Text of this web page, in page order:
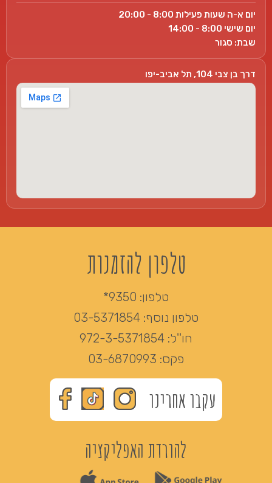
יום א-ה שעות פעילות 8:00 - 20:00
יום שישי 8:00 - 14:00
שבת: סגור
דרך בן צבי 104, תל אביב-יפו
טלפון להזמנות
טלפון: 9350*
טלפון נוסף: 03-5371854
חו''ל: 972-3-5371854
פקס: 03-6870993
עקבו אחרינו
להורדת האפליקציה